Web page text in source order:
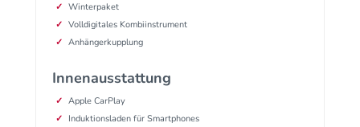
Winterpaket
Volldigitales Kombiinstrument
Anhängerkupplung
Innenausstattung
Apple CarPlay
Induktionsladen für Smartphones